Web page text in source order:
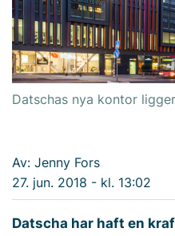
Datschas nya kontor
Av: Jenny Fors
27. jun. 2018 - kl. 13:02
Datscha har haft en